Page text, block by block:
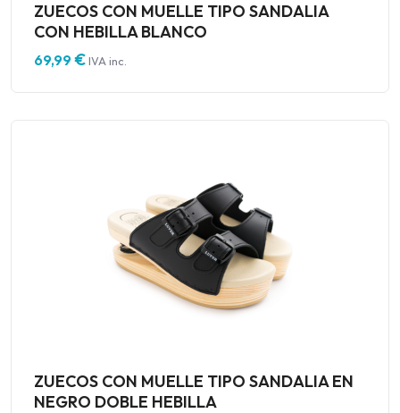
ZUECOS CON MUELLE TIPO SANDALIA
CON HEBILLA BLANCO
69,99 €IVA inc.
ZUECOS CON MUELLE TIPO SANDALIA EN
NEGRO DOBLE HEBILLA